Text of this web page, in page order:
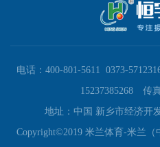
电话：400-801-5611 0373-
15237385268 传
地址：中国 新乡市经济开
Copyright©2019 米兰体育-米兰